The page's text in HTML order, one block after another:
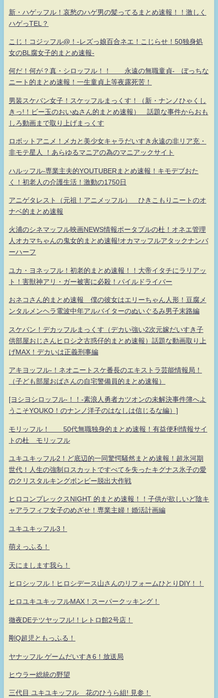
新・ハゲッフル！哀愁のハゲ男の髪ってるまとめ速報！！激しく
ハゲっTEL？
こじ！コジッフル@！-レズっ娘百合ネエ！こじらせ！50独身処
女のBL腐女子的まとめ速報-
何だ！何が？真・シロッフル！！ 永遠の無職童貞- ぼっちな
ニート的まとめ速報！一生童貞上等夜露死苦！
男装スケバン女子！スケッフルまっくす！（新・ナンノひゃくし
きっ!！ビー玉のおいぬさん的まとめ速報） 話題な事件からおも
しろ動画まで取り上げまっくす
ロボットアニメ！メカと美少女キャラだいすき永遠の非リア充・
非モテ星人 ！あらゆるマニアの為のマニアックサイト
ハルッフル-専業主夫的YOUTUBERまとめ速報！キモデブおた
く！初老人の介護生活！激動の1750日
アニゲタレスト（元祖！アニメッフル） ひきこもりニートのオ
ナベ的まとめ速報
火浦のシネマッフル映画NEWS情報ポータブルの杜！オネエ管理
人オカマちゃんの鬼女的まとめ速報!オカマッフルアタックナンバ
ーハーフ
ユカ・ヨネッフル！初老的まとめ速報！！大帝イタチにラリアッ
ト！害獣神アリ・ガー被害に必殺！パイルドライバー
おネコさん的まとめ速報 僕の彼女はエリーちゃん人形！豆腐メ
ンタルメンヘラ電波中年アルバイターのぬいぐるみ男子末路編
スケバン！デカッフルまっくす（デカい強い2次元嫁だいすき子
供部屋おじさんヒロシ之古惑仔的まとめ速報）話題な動画取り上
げMAX！デカいは正義刑事編
アキヨッフル-！ネオニートスケ番長のエキストラ芸能情報局！
（子ども部屋おばさんの自宅警備員的まとめ速報）
[ヨシヨシロッフル-！！-素浪人勇者カツオンの未解決事件簿へよ
うこそYOUKO！のナンノ洋子のはなしは信じるな編）]
モリッフル！ 50代無職独身的まとめ速報！有益便利情報サイ
トの杜 モリッフル
ユキユキッフル2！ど底辺的一同驚愕騒然まとめ速報！超氷河期
世代！人生の強制ロスカットですべてを失ったキグナス氷子の愛
のクリスタルキングボンビー脱出大作戦
ヒロコンプレックスNIGHT 的まとめ速報！！子供が欲しいど陰キ
ャアラフィフ女子のめざせ！専業主婦！婚活計画編
ユキユキッフル3！
萌えっふる！
天にまします我ら！
ヒロシッフル！ヒロシデース山さんのリフォームひとりDIY！！
ヒロユキユキッフルMAX！スーパークッキング！
徹夜DEテツヤッフル!！レトロ館2号店！
剛Q超児ともっふる！
ヤナッフル ゲームだいすき6！放送局
ヒウラー総統の野望
三代目 ユキユキッフル 花のひうら組! 見参！